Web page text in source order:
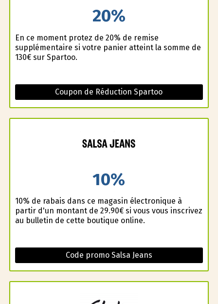
20%
En ce moment profitez de 20% de remise
supplémentaire si votre panier atteint la somme de
130€ sur Spartoo.
Coupon de Réduction Spartoo
10%
10% de rabais dans ce magasin électronique à
partir d'un montant de 29.90€ si vous vous inscrivez
au bulletin de cette boutique online.
Code promo Salsa Jeans